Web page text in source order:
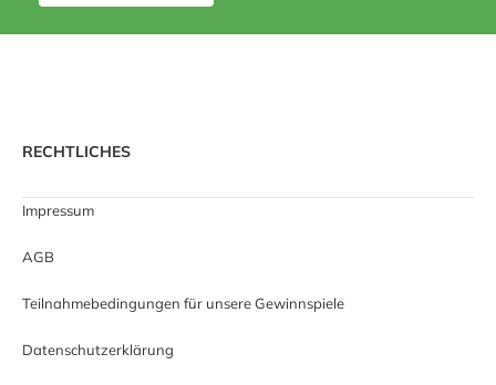
RECHTLICHES
Impressum
AGB
Teilnahmebedingungen für unsere Gewinnspiele
Datenschutzerklärung